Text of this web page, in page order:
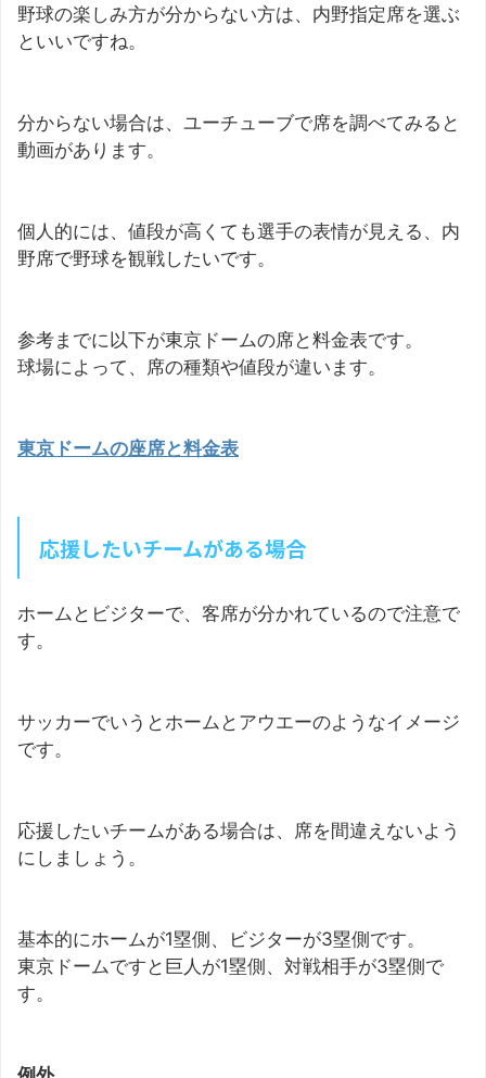
野球の楽しみ方が分からない方は、内野指定席を選ぶ
といいですね。
分からない場合は、ユーチューブで席を調べてみると
動画があります。
個人的には、値段が高くても選手の表情が見える、内
野席で野球を観戦したいです。
参考までに以下が東京ドームの席と料金表です。
球場によって、席の種類や値段が違います。
東京ドームの座席と料金表
応援したいチームがある場合
ホームとビジターで、客席が分かれているので注意で
す。
サッカーでいうとホームとアウエーのようなイメージ
です。
応援したいチームがある場合は、席を間違えないよう
にしましょう。
基本的にホームが1塁側、ビジターが3塁側です。
東京ドームですと巨人が1塁側、対戦相手が3塁側で
す。